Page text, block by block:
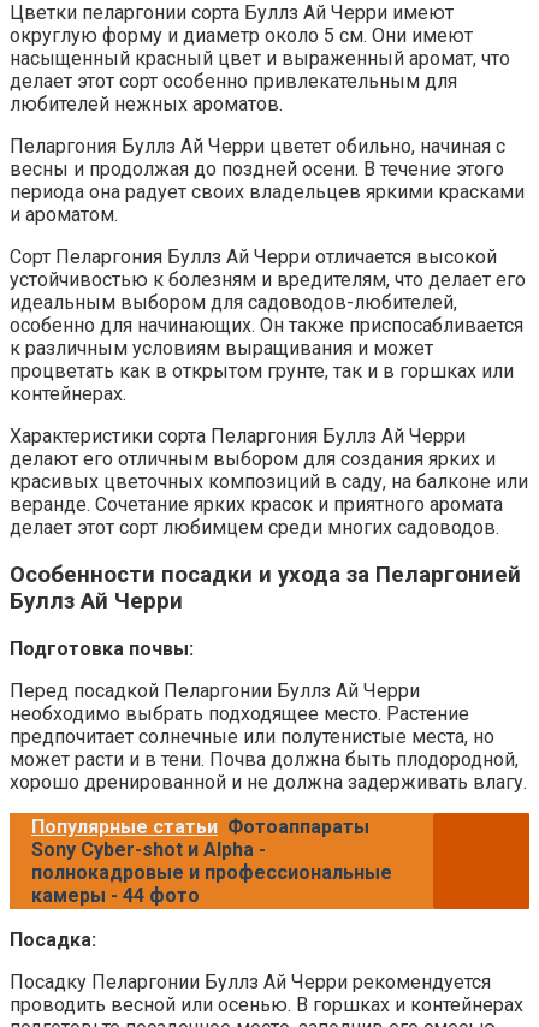
Цветки пеларгонии сорта Буллз Ай Черри имеют
округлую форму и диаметр около 5 см. Они имеют
насыщенный красный цвет и выраженный аромат, что
делает этот сорт особенно привлекательным для
любителей нежных ароматов.
Пеларгония Буллз Ай Черри цветет обильно, начиная с
весны и продолжая до поздней осени. В течение этого
периода она радует своих владельцев яркими красками
и ароматом.
Сорт Пеларгония Буллз Ай Черри отличается высокой
устойчивостью к болезням и вредителям, что делает его
идеальным выбором для садоводов-любителей,
особенно для начинающих. Он также приспосабливается
к различным условиям выращивания и может
процветать как в открытом грунте, так и в горшках или
контейнерах.
Характеристики сорта Пеларгония Буллз Ай Черри
делают его отличным выбором для создания ярких и
красивых цветочных композиций в саду, на балконе или
веранде. Сочетание ярких красок и приятного аромата
делает этот сорт любимцем среди многих садоводов.
Особенности посадки и ухода за Пеларгонией
Буллз Ай Черри
Подготовка почвы:
Перед посадкой Пеларгонии Буллз Ай Черри
необходимо выбрать подходящее место. Растение
предпочитает солнечные или полутенистые места, но
может расти и в тени. Почва должна быть плодородной,
хорошо дренированной и не должна задерживать влагу.
Популярные статьи Фотоаппараты
Sony Cyber-shot и Alpha -
полнокадровые и профессиональные
камеры - 44 фото
Посадка:
Посадку Пеларгонии Буллз Ай Черри рекомендуется
проводить весной или осенью. В горшках и контейнерах